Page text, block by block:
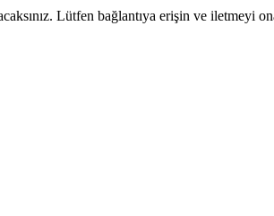
Lütfen bağlantıya erişin ve iletmeyi